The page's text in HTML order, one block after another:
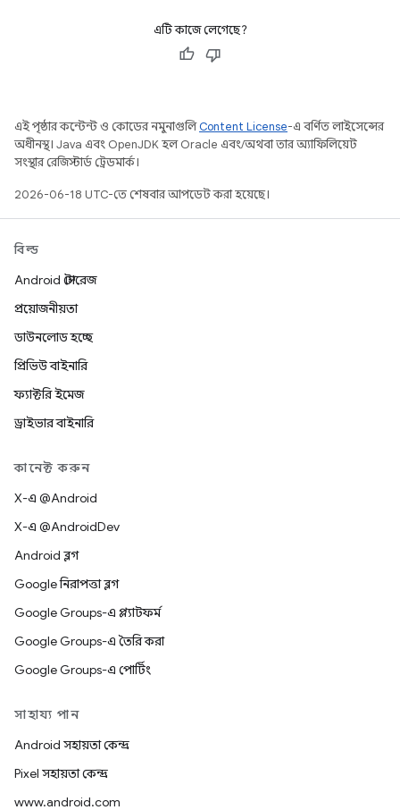
এটি কাজে লেগেছে?
এই পৃষ্ঠার কন্টেন্ট ও কোডের নমুনাগুলিContent License-এ বর্ণিত লাইসেন্সের
অধীনস্থ। Java এবং OpenJDK হল Oracle এবং/অথবা তার অ্যাফিলিয়েট
সংস্থার রেজিস্টার্ড ট্রেডমার্ক।
2026-06-18 UTC-তে শেষবার আপডেট করা হয়েছে।
বিল্ড
Android স্টোরেজ
প্রয়োজনীয়তা
ডাউনলোড হচ্ছে
প্রিভিউ বাইনারি
ফ্যাক্টরি ইমেজ
ড্রাইভার বাইনারি
কানেক্ট করুন
X-এ @Android
X-এ @AndroidDev
Android ব্লগ
Google নিরাপত্তা ব্লগ
Google Groups-এ প্ল্যাটফর্ম
Google Groups-এ তৈরি করা
Google Groups-এ পোর্টিং
সাহায্য পান
Android সহায়তা কেন্দ্র
Pixel সহায়তা কেন্দ্র
www.android.com